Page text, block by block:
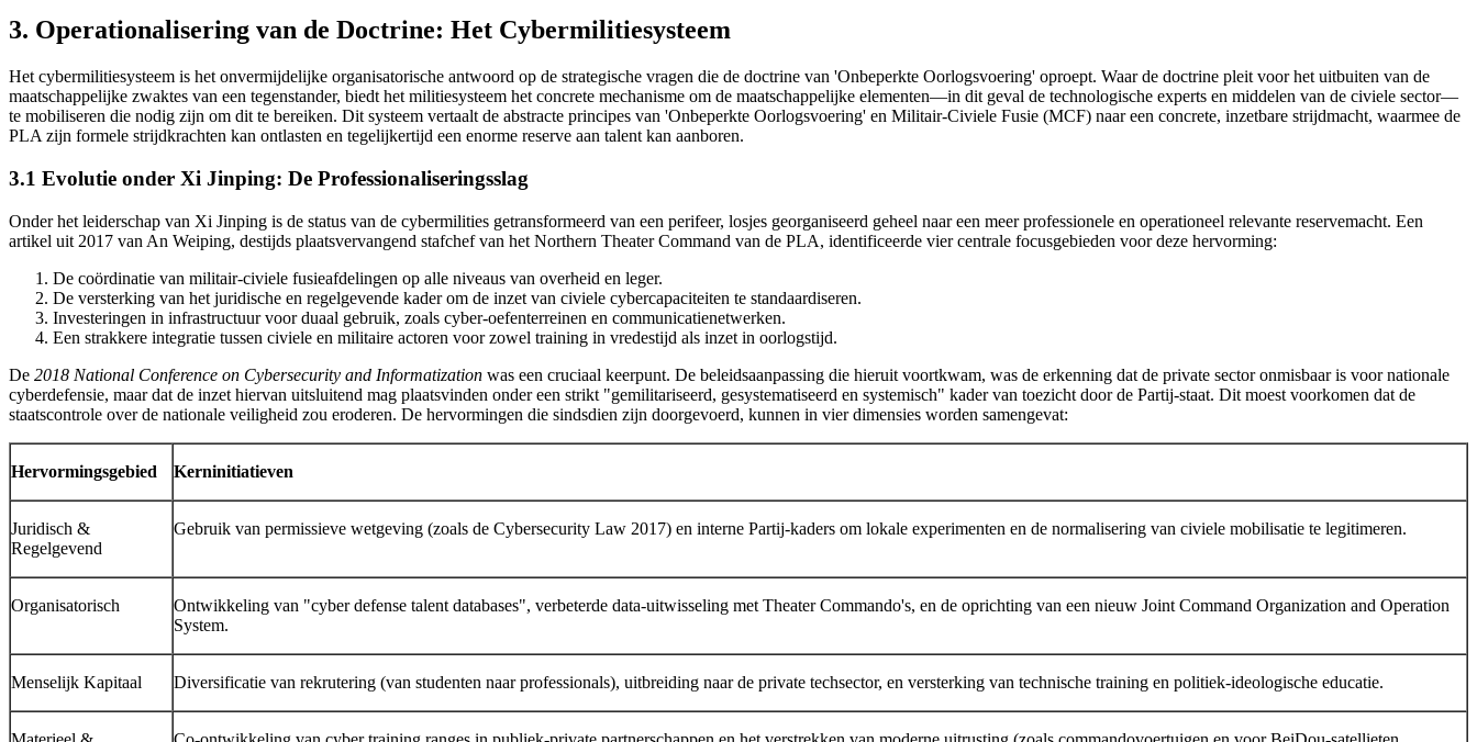
3. Operationalisering van de Doctrine: Het Cybermilitiesysteem
Het cybermilitiesysteem is het onvermijdelijke organisatorische antwoord op de strategische vragen die de doctrine van 'Onbeperkte Oorlogsvoering' oproept. Waar de doctrine pleit voor het uitbuiten van de
maatschappelijke zwaktes van een tegenstander, biedt het militiesysteem het concrete mechanisme om de maatschappelijke elementen—in dit geval de technologische experts en middelen van de civiele sector—
te mobiliseren die nodig zijn om dit te bereiken. Dit systeem vertaalt de abstracte principes van 'Onbeperkte Oorlogsvoering' en Militair-Civiele Fusie (MCF) naar een concrete, inzetbare strijdmacht, waarmee de
PLA zijn formele strijdkrachten kan ontlasten en tegelijkertijd een enorme reserve aan talent kan aanboren.
3.1 Evolutie onder Xi Jinping: De Professionaliseringsslag
Onder het leiderschap van Xi Jinping is de status van de cybermilities getransformeerd van een perifeer, losjes georganiseerd geheel naar een meer professionele en operationeel relevante reservemacht. Een
artikel uit 2017 van An Weiping, destijds plaatsvervangend stafchef van het Northern Theater Command van de PLA, identificeerde vier centrale focusgebieden voor deze hervorming:
De coördinatie van militair-civiele fusieafdelingen op alle niveaus van overheid en leger.
De versterking van het juridische en regelgevende kader om de inzet van civiele cybercapaciteiten te standaardiseren.
Investeringen in infrastructuur voor duaal gebruik, zoals cyber-oefenterreinen en communicatienetwerken.
Een strakkere integratie tussen civiele en militaire actoren voor zowel training in vredestijd als inzet in oorlogstijd.
De 2018 National Conference on Cybersecurity and Informatization was een cruciaal keerpunt. De beleidsaanpassing die hieruit voortkwam, was de erkenning dat de private sector onmisbaar is voor nationale
cyberdefensie, maar dat de inzet hiervan uitsluitend mag plaatsvinden onder een strikt "gemilitariseerd, gesystematiseerd en systemisch" kader van toezicht door de Partij-staat. Dit moest voorkomen dat de
staatscontrole over de nationale veiligheid zou eroderen. De hervormingen die sindsdien zijn doorgevoerd, kunnen in vier dimensies worden samengevat:
Hervormingsgebied Kerninitiatieven
Juridisch &
Regelgevend
Gebruik van permissieve wetgeving (zoals de Cybersecurity Law 2017) en interne Partij-kaders om lokale experimenten en de normalisering van civiele mobilisatie te legitimeren.
Organisatorisch
Ontwikkeling van "cyber defense talent databases", verbeterde data-uitwisseling met Theater Commando's, en de oprichting van een nieuw Joint Command Organization and Operation
System.
Menselijk Kapitaal Diversificatie van rekrutering (van studenten naar professionals), uitbreiding naar de private techsector, en versterking van technische training en politiek-ideologische educatie.